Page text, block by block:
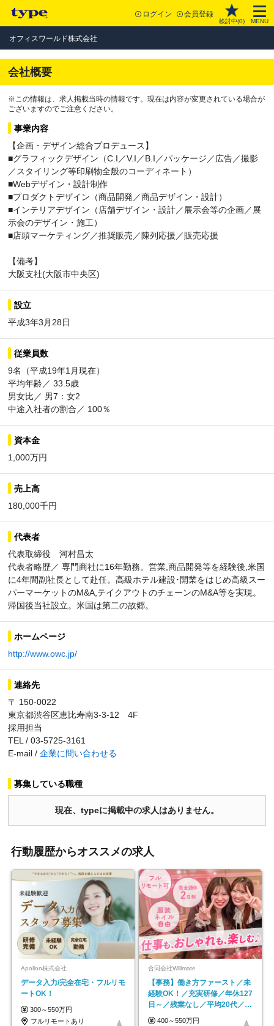
ログイン 会員登録
検討中(0) MENU
オフィスワールド株式会社
会社概要
※この情報は、求人掲載当時の情報です。現在は内容が変更されている場合が
ございますのでご注意ください。
事業内容
【企画・デザイン総合プロデュース】
■グラフィックデザイン（C.I／V.I／B.I／パッケージ／広告／撮影
／スタイリング等印刷物全般のコーディネート）
■Webデザイン・設計制作
■プロダクトデザイン（商品開発／商品デザイン・設計）
■インテリアデザイン（店舗デザイン・設計／展示会等の企画／展
示会のデザイン・施工）
■店頭マーケティング／推奨販売／陳列応援／販売応援
【備考】
大阪支社(大阪市中央区)
設立
平成3年3月28日
従業員数
9名（平成19年1月現在）
平均年齢／ 33.5歳
男女比／ 男7：女2
中途入社者の割合／ 100％
資本金
1,000万円
売上高
180,000千円
代表者
代表取締役 河村昌太
代表者略歴／ 専門商社に16年勤務。営業,商品開発等を経験後,米国
に4年間副社長として赴任。高級ホテル建設･開業をはじめ高級スー
パーマーケットのM&A,テイクアウトのチェーンのM&A等を実現。
帰国後当社設立。米国は第二の故郷。
ホームページ
http://www.owc.jp/
連絡先
〒 150-0022
東京都渋谷区恵比寿南3-3-12 4F
採用担当
TEL / 03-5725-3161
E-mail / 企業に問い合わせる
募集している職種
現在、typeに掲載中の求人はありません。
行動履歴からオススメの求人
Apollon株式会社
データ入力/完全在宅・フルリモ
ートOK！
300～550万円
フルリモートあり
合同会社Willmate
【事務】働き方ファースト／未
経験OK！／充実研修／年休127
日～／残業なし／平均20代／リ
モートOK
400～550万円